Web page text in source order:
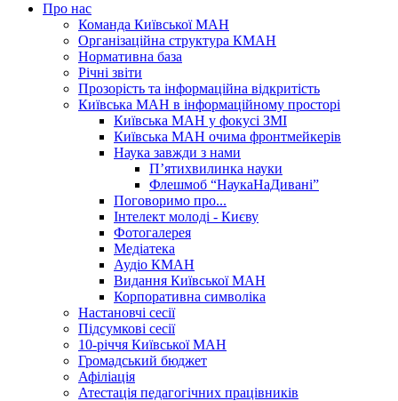
Про нас
Команда Київської МАН
Організаційна структура КМАН
Нормативна база
Річні звіти
Прозорість та інформаційна відкритість
Київська МАН в інформаційному просторі
Київська МАН у фокусі ЗМІ
Київська МАН очима фронтмейкерів
Наука завжди з нами
П’ятихвилинка науки
Флешмоб “НаукаНаДивані”
Поговоримо про...
Інтелект молоді - Києву
Фотогалерея
Медіатека
Аудіо КМАН
Видання Київської МАН
Корпоративна символіка
Настановчі сесії
Підсумкові сесії
10-річчя Київської МАН
Громадський бюджет
Афіліація
Атестація педагогічних працівників